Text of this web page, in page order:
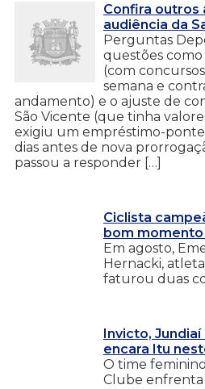
Confira outros
audiência da
Perguntas
questões como
(com
semana e
andamento) e o ajuste de
São Vicente (que tinha
exigiu um empréstimo-
dias antes de nova
passou a responder […]
Ciclista
bom
Em agosto,
Hernacki,
faturou duas
Invicto,
encara Itu
O time
Clube